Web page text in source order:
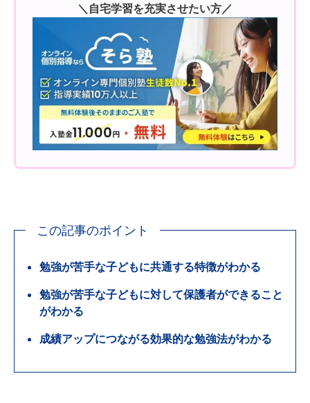
＼自宅学習を充実させたい方／
この記事のポイント
勉強が苦手な子どもに共通する特徴がわかる
勉強が苦手な子どもに対して保護者ができること
がわかる
成績アップにつながる効果的な勉強法がわかる